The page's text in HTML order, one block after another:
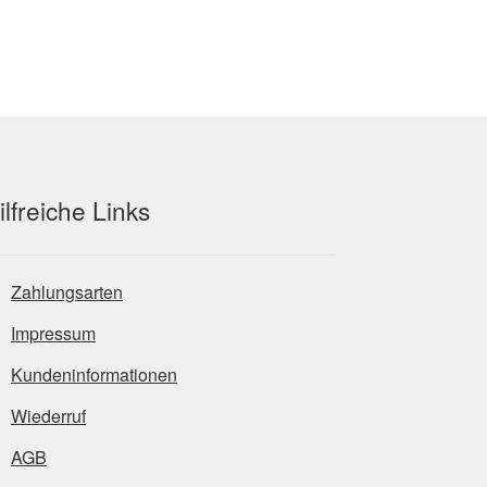
Links
Zahlungsarten
Impressum
Kundeninformationen
Wiederruf
AGB